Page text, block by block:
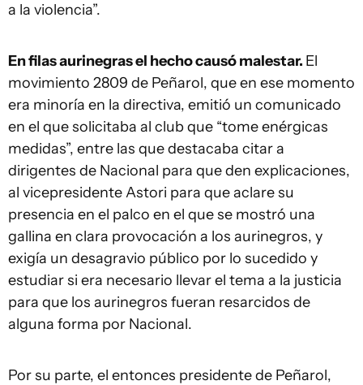
a la violencia”.
En filas aurinegras el hecho causó malestar. El
movimiento 2809 de Peñarol, que en ese momento
era minoría en la directiva, emitió un comunicado
en el que solicitaba al club que “tome enérgicas
medidas”, entre las que destacaba citar a
dirigentes de Nacional para que den explicaciones,
al vicepresidente Astori para que aclare su
presencia en el palco en el que se mostró una
gallina en clara provocación a los aurinegros, y
exigía un desagravio público por lo sucedido y
estudiar si era necesario llevar el tema a la justicia
para que los aurinegros fueran resarcidos de
alguna forma por Nacional.
Por su parte, el entonces presidente de Peñarol,